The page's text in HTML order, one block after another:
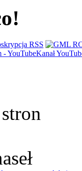
RSS
Kanał
stron